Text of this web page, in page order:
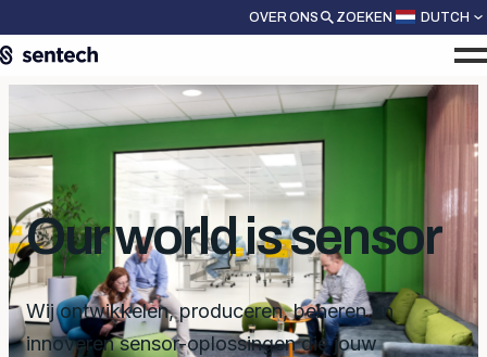
OVER ONS ZOEKEN DUTCH
Our world is sensor
Wij ontwikkelen, produceren, beheren en
innoveren sensor-oplossingen die jouw